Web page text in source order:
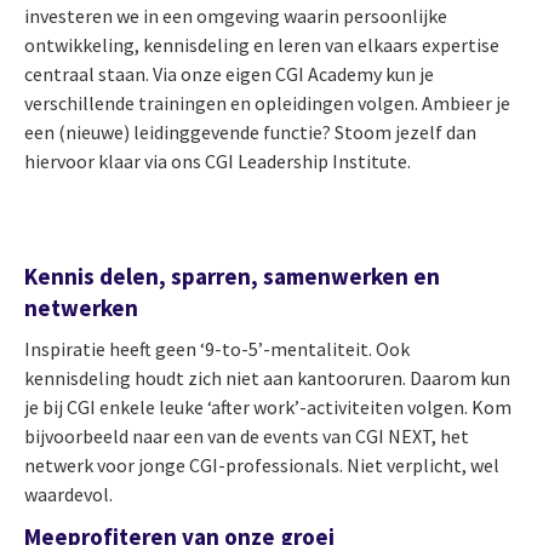
investeren we in een omgeving waarin persoonlijke
ontwikkeling, kennisdeling en leren van elkaars expertise
centraal staan. Via onze eigen CGI Academy kun je
verschillende trainingen en opleidingen volgen. Ambieer je
een (nieuwe) leidinggevende functie? Stoom jezelf dan
hiervoor klaar via ons CGI Leadership Institute.
Kennis delen, sparren, samenwerken en
netwerken
Inspiratie heeft geen ‘9-to-5’-mentaliteit. Ook
kennisdeling houdt zich niet aan kantooruren. Daarom kun
je bij CGI enkele leuke ‘after work’-activiteiten volgen. Kom
bijvoorbeeld naar een van de events van CGI NEXT, het
netwerk voor jonge CGI-professionals. Niet verplicht, wel
waardevol.
Meeprofiteren van onze groei